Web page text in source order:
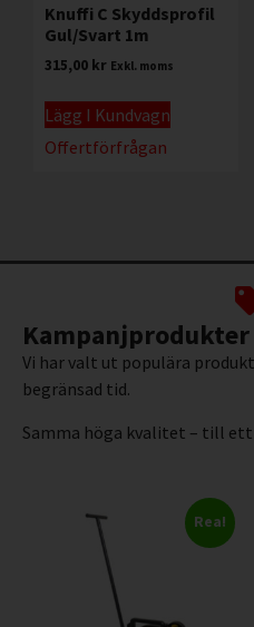
Knuffi C Skyddsprofil
Gul/Svart 1m
315,00 kr Exkl. moms
Lägg I Kundvagn
Offertförfrågan
Kampanjprodukter
Vi har valt ut populära
begränsad tid.
Samma höga kvalitet – till ett
Rea!